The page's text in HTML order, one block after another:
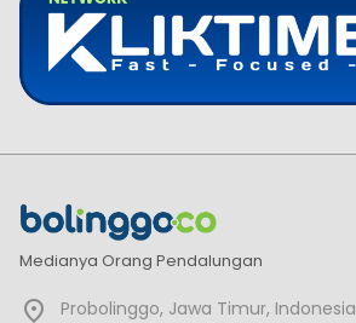
Medianya Orang Pendalungan
Probolinggo, Jawa Timur, Indonesia